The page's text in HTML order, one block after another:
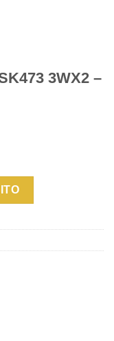
3WX2 –
BLUE cantidad